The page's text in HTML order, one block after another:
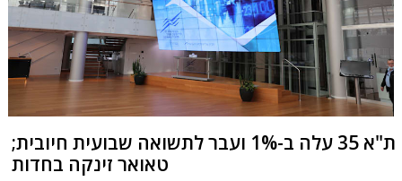
ת"א 35 עלה ב-1% ועבר לתשואה שבועית חיובית;
טאואר זינקה בחדות